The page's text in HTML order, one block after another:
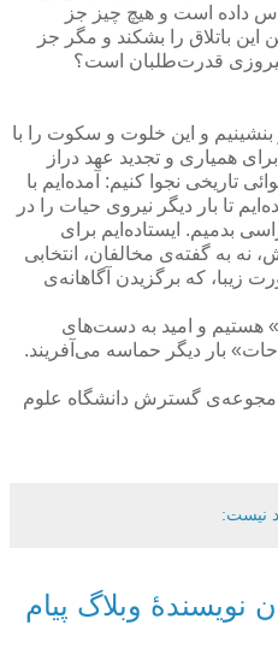
داده است و هیچ چیز جز
باتلاق را بشكند و مگر جز
قدرت‌طلبان است؟
بنشینیم و این خلوت و سكوت را با
همیاری و تجدید عهد دراز
تاریخی نجوا كنیم: آمده‌ایم با
تا بار دیگر نیروی حیات را در
بدمیم. ایستاده‌ایم برای
نه به گفته‌ی مخالفان، انتخابی
زیبا، كه برگزیدن آگاهانه‌ی
هستیم و امید به دست‌های
بار دیگر حماسه می‌آفریند.
مجوعه‌ی گسترش دانشگاه علوم
نیست:
نویسندۀ وبلاگ پیام